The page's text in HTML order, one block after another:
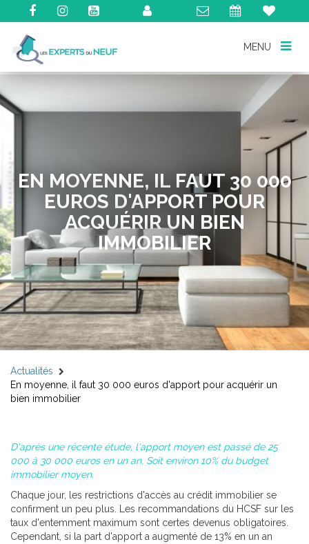
MENU
MENU
EN MOYENNE, IL FAUT 30 000
EUROS D'APPORT POUR
ACQUÉRIR UN BIEN
IMMOBILIER
Actualités
En moyenne, il faut 30 000 euros d'apport pour acquérir un
bien immobilier
D'après une récente étude, l'apport moyen est passé de 25
000 à 30 000 euros en un an. Soit environ 10% du budget
immobilier moyen.
Chaque jour, les restrictions d'accès au crédit immobilier se
confirment un peu plus. Les recommandations du HCSF sur les
taux d'entemment maximum sont certes devenus obligatoires.
Cependant, si la part d'apport a augmenté de 13% en un an